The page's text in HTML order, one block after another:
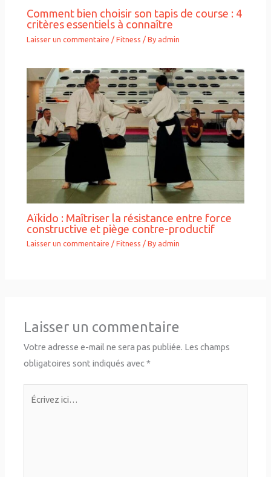
Comment bien choisir son tapis de course : 4
critères essentiels à connaître
Laisser un commentaire /Fitness / By admin
Aïkido : Maîtriser la résistance entre force
constructive et piège contre-productif
Laisser un commentaire /Fitness / By admin
Laisser un commentaire
Votre adresse e-mail ne sera pas publiée. Les champs
obligatoires sont indiqués avec*